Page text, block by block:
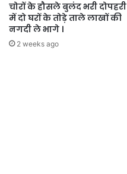
चोरों के हौसले बुलंद भरी दोपहरी
में दो घरों के तोड़े ताले लाखों की
नगदी ले भागे ।
2 weeks ago